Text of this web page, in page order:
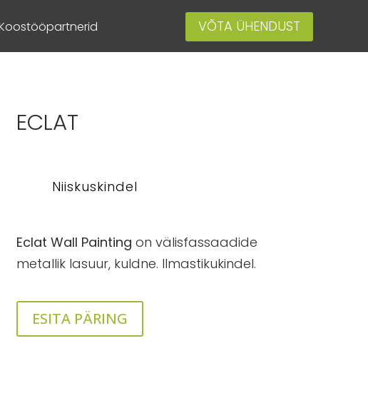
VÕTA ÜHENDUST
ECLAT
Niiskuskindel
Eclat Wall Painting on välisfassaadide
metallik lasuur, kuldne. Ilmastikukindel.
ESITA PÄRING